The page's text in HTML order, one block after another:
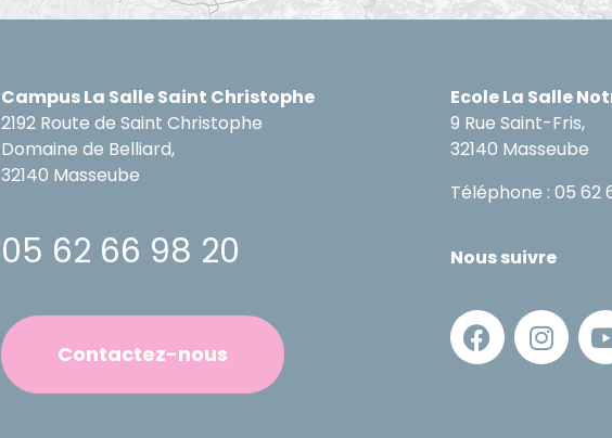
Campus La Salle Saint Christophe
2192 Route de Saint Christophe
Domaine de Belliard,
32140 Masseube
05 62 66 98 20
Contactez-nous
Ecole La Salle
9 Rue Saint-Fris,
32140 Masseube
Téléphone : 05 62
Nous suivre